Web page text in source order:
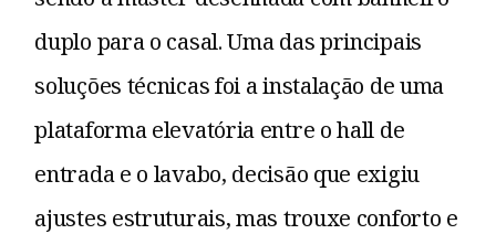
duplo para o casal. Uma das principais
soluções técnicas foi a instalação de uma
plataforma elevatória entre o hall de
entrada e o lavabo, decisão que exigiu
ajustes estruturais, mas trouxe conforto e